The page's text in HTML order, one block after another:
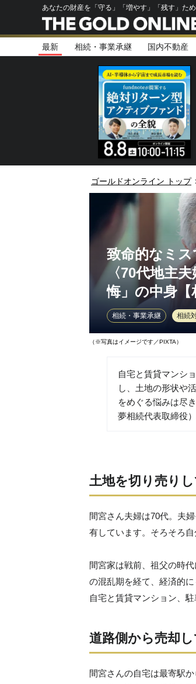
あなたの財産を「守る」「増やす」「残す」た
最新 相続・事業承継 国内不動産
半導体相場は次のステ
ゴールドオンライン トップ
致命的なミ
〈70代地主
悔」の中身【
相続・事業承継 相続
（※写真はイメージです／PIXTA）
自宅と賃貸マンシ
し、土地の形状や
をめぐる悩みは尽
夢相続代表取締役
土地を切り売り
間宮さん夫婦は70代。夫
有しています。そろそろ
間宮家は戦前、祖父の時
の混乱期を経て、経済的
自宅と賃貸マンション、
道路側から売却
間宮さんの自宅は最寄駅